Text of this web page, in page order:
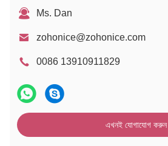
Ms. Dan
zohonice@zohonice.com
0086 13910911829
এখনই যোগাযোগ করুন